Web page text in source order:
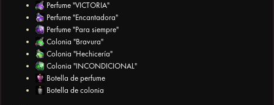
Perfume "VICTORIA"
Perfume "Encantadora"
Perfume "Para siempre"
Colonia "Bravura"
Colonia "Hechicería"
Colonia "INCONDICIONAL"
Botella de perfume
Botella de colonia